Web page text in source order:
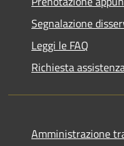
Segnalazione
Leggi le FAQ
Richiesta
Amministrazione